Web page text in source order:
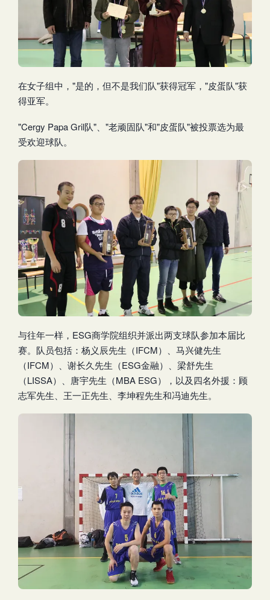
在女子组中，"是的，但不是我们队"获得冠军，"皮蛋队"获
得亚军。
"Cergy Papa Gril队"、"老顽固队"和"皮蛋队"被投票选为最
受欢迎球队。
与往年一样，ESG商学院组织并派出两支球队参加本届比
赛。队员包括：杨义辰先生（IFCM）、马兴健先生
（IFCM）、谢长久先生（ESG金融）、梁舒先生
（LISSA）、唐宇先生（MBA ESG），以及四名外援：顾
志军先生、王一正先生、李坤程先生和冯迪先生。